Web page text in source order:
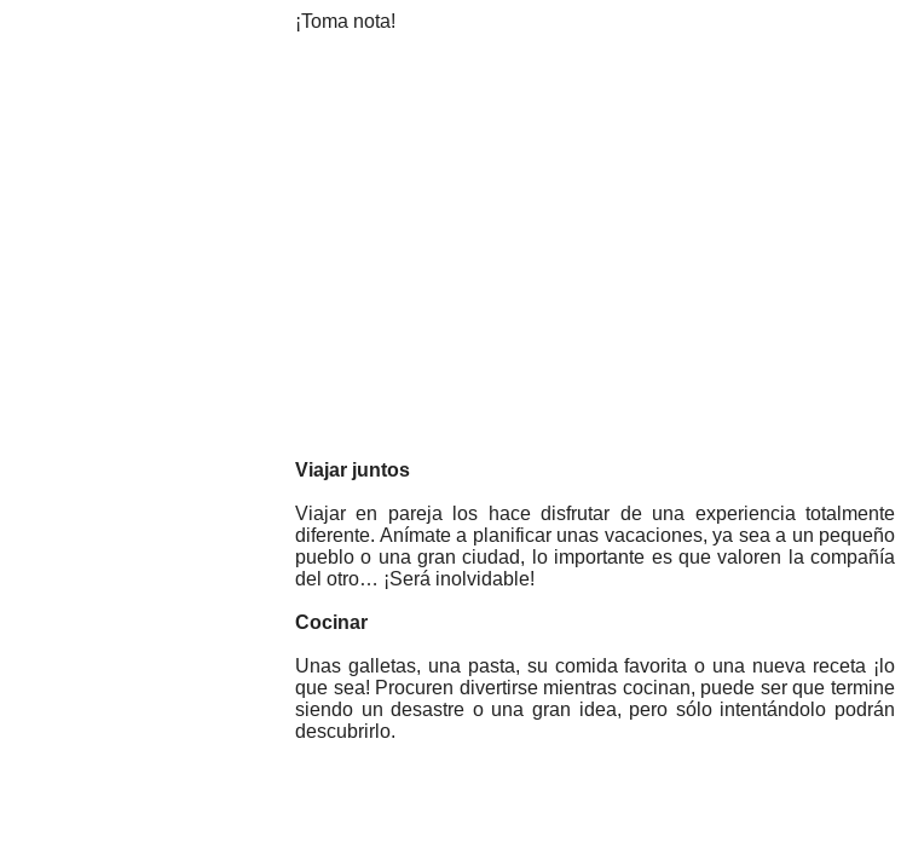
¡Toma nota!
Viajar juntos
Viajar en pareja los hace disfrutar de una experiencia totalmente
diferente. Anímate a planificar unas vacaciones, ya sea a un pequeño
pueblo o una gran ciudad, lo importante es que valoren la compañía
del otro… ¡Será inolvidable!
Cocinar
Unas galletas, una pasta, su comida favorita o una nueva receta ¡lo
que sea! Procuren divertirse mientras cocinan, puede ser que termine
siendo un desastre o una gran idea, pero sólo intentándolo podrán
descubrirlo.